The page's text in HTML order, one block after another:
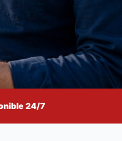
24/7